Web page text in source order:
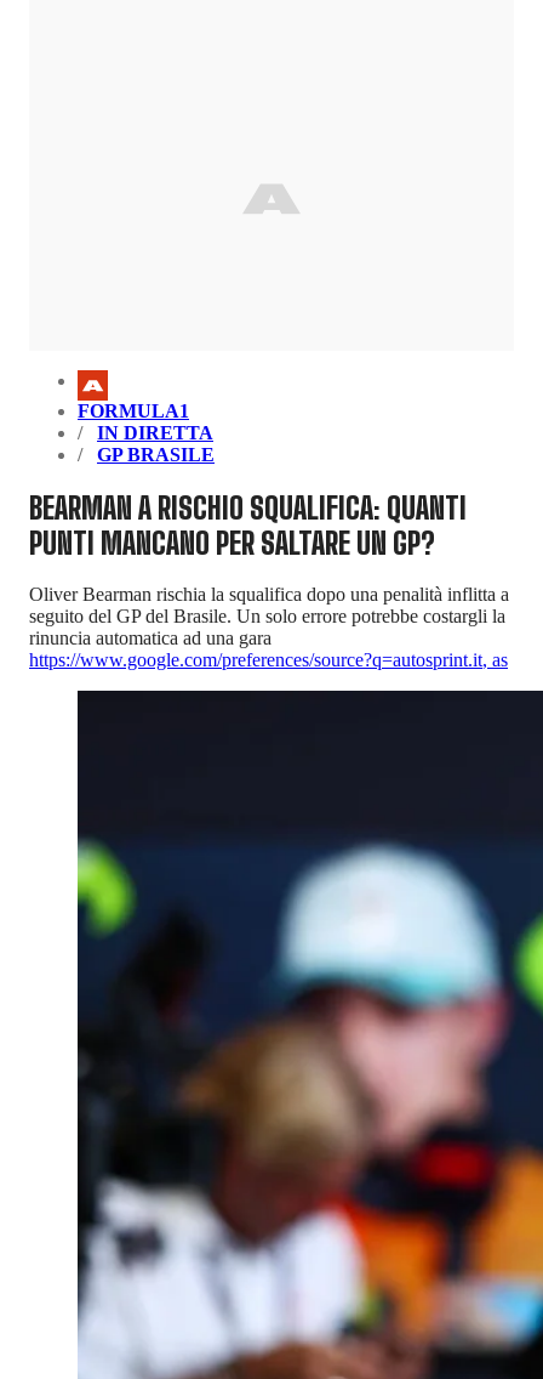
FORMULA1
IN DIRETTA
GP BRASILE
BEARMAN A RISCHIO SQUALIFICA: QUANTI
PUNTI MANCANO PER SALTARE UN GP?
Oliver Bearman rischia la squalifica dopo una penalità inflitta a
seguito del GP del Brasile. Un solo errore potrebbe costargli la
rinuncia automatica ad una gara
https://www.google.com/preferences/source?q=autosprint.it, as